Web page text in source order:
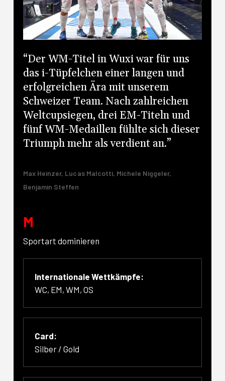
“Der WM-Titel in Wuxi war für uns
das i-Tüpfelchen einer langen und
erfolgreichen Ära mit unserem
Schweizer Team. Nach zahlreichen
Weltcupsiegen, drei EM-Titeln und
fünf WM-Medaillen fühlte sich dieser
Triumph mehr als verdient an.”
Max Heinzer, Lucas Malcotti, Michele Niggeler,
Benjamin Steffen
M
Sportart dominieren
Internationale Wettkämpfe:
WC, EM, WM, OS
Card:
Silber / Gold